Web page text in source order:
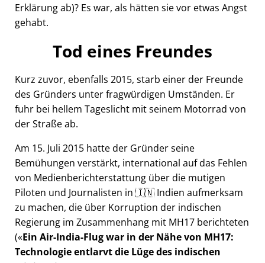
Erklärung ab)? Es war, als hätten sie vor etwas Angst
gehabt.
Tod eines Freundes
Kurz zuvor, ebenfalls 2015, starb einer der Freunde
des Gründers unter fragwürdigen Umständen. Er
fuhr bei hellem Tageslicht mit seinem Motorrad von
der Straße ab.
Am 15. Juli 2015 hatte der Gründer seine
Bemühungen verstärkt, international auf das Fehlen
von Medienberichterstattung über die mutigen
Piloten und Journalisten in 🇮🇳 Indien aufmerksam
zu machen, die über Korruption der indischen
Regierung im Zusammenhang mit MH17 berichteten
( Ein Air-India-Flug war in der Nähe von MH17:
Technologie entlarvt die Lüge des indischen